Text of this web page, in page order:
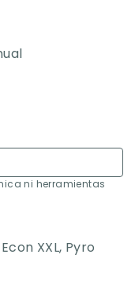
ni herramientas
XXL, Pyro